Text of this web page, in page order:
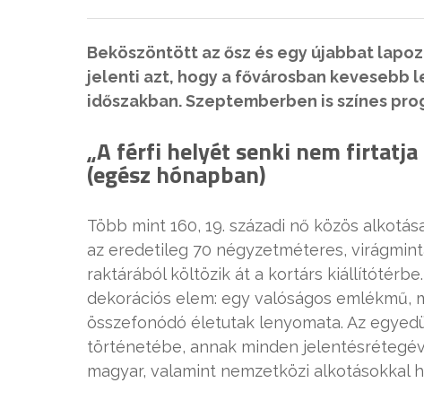
Beköszöntött az ősz és egy újabbat
jelenti azt, hogy a fővárosban kevesebb
időszakban. Szeptemberben is színes
„A férfi helyét senki nem firtatja
(egész hónapban)
Több mint 160, 19. századi nő közös
az eredetileg 70 négyzetméteres,
raktárából költözik át a kortárs
dekorációs elem: egy valóságos
összefonódó életutak lenyomata. Az
történetébe, annak minden
magyar, valamint nemzetközi alkotásokkal